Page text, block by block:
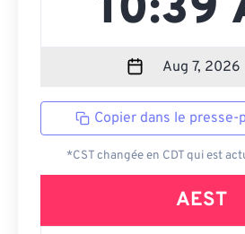
Copier dans le presse-
*CST changée en CDT qui est
AEST